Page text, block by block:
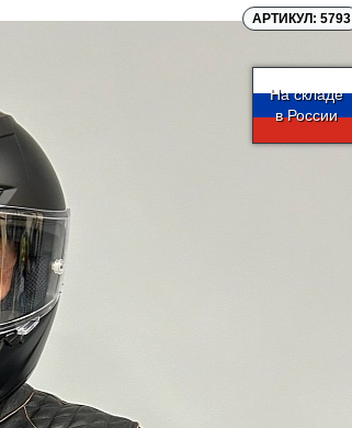
АРТИКУЛ: 5793
На складе
в России